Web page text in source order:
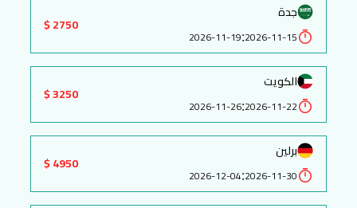
جدة
2026-11-15
:
2026-11-19
2750 $
الكويت
2026-11-22
:
2026-11-26
3250 $
برلين
2026-11-30
:
2026-12-04
4950 $